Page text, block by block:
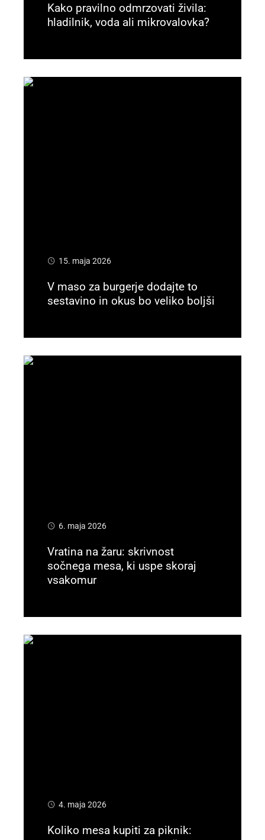
Kako pravilno odmrzovati živila:
hladilnik, voda ali mikrovalovka?
15. maja 2026
V maso za burgerje dodajte to
sestavino in okus bo veliko boljši
6. maja 2026
Vratina na žaru: skrivnost
sočnega mesa, ki uspe skoraj
vsakomur
4. maja 2026
Koliko mesa kupiti za piknik: